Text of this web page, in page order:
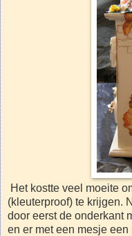
Het kostte veel moeite
(kleuterproof) te krijgen.
door eerst de onderkant
en er met een mesje